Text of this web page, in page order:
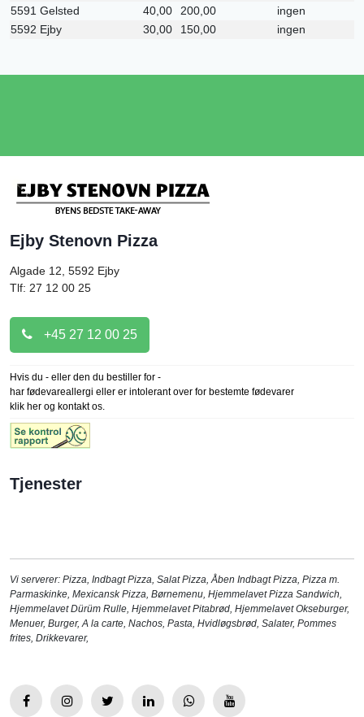
5591 Gelsted
40,00 200,00
ingen
5592 Ejby
30,00 150,00 ingen
Ejby Stenovn Pizza
Algade 12, 5592 Ejby
Tlf: 27 12 00 25
+45 27 12 00 25
Hvis du - eller den du bestiller for -
har fødevareallergi eller er intolerant over for bestemte fødevarer
klik her og kontakt os.
Tjenester
Vi serverer: Pizza, Indbagt Pizza, Salat Pizza,Åben Indbagt Pizza, Pizza m.
Parmaskinke, Mexicansk Pizza, Børnemenu, Hjemmelavet Pizza Sandwich,
Hjemmelavet Dürüm Rulle, Hjemmelavet Pitabrød, Hjemmelavet Okseburger,
Menuer, Burger,A la carte, Nachos, Pasta, Hvidløgsbrød, Salater, Pommes
frites, Drikkevarer,